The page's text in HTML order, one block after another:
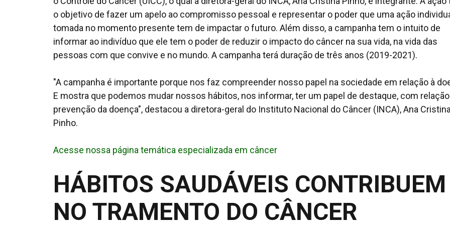
o objetivo de fazer um apelo ao compromisso pessoal e representar o poder que uma ação
tomada no momento presente tem de impactar o futuro. Além disso, a campanha tem o intuito de
informar ao indivíduo que ele tem o poder de reduzir o impacto do câncer na sua vida, na vida das
pessoas com que convive e no mundo. A campanha terá duração de três anos (2019-2021).
"A campanha é importante porque nos faz compreender nosso papel na sociedade em relação à
E mostra que podemos mudar nossos hábitos, nos informar, ter um papel de destaque, com
prevenção da doença", destacou a diretora-geral do Instituto Nacional do Câncer (INCA), Ana
Pinho.
Acesse nossa página temática especializada em câncer
HÁBITOS SAUDÁVEIS CONTRIBUEM
NO TRAMENTO DO CÂNCER